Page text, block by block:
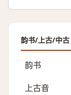
韵书/上古/中古
韵书
上古音